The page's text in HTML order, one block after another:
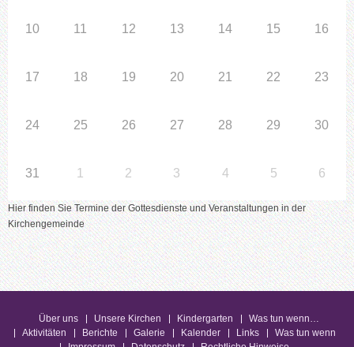
10 11 12 13 14 15 16
17 18 19 20 21 22 23
24 25 26 27 28 29 30
31 1 2 3 4 5 6
Hier finden Sie Termine der Gottesdienste und Veranstaltungen in der
Kirchengemeinde
Über uns Unsere Kirchen Kindergarten
Was tun wenn…
Aktivitäten
Berichte Galerie Kalender Links
Was tun wenn